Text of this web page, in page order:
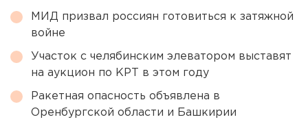
МИД призвал россиян готовиться к затяжной
войне
Участок с челябинским элеватором выставят
на аукцион по КРТ в этом году
Ракетная опасность объявлена в
Оренбургской области и Башкирии